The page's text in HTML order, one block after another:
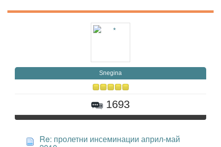
Snegina
1693
Re: пролетни инсеминации април-май